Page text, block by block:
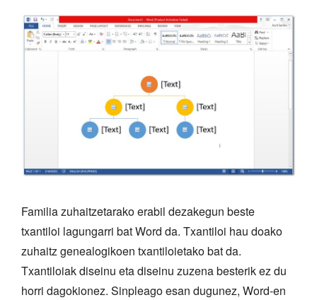
Familia zuhaitzetarako erabil dezakegun beste
txantiloi lagungarri bat Word da. Txantiloi hau doako
zuhaitz genealogikoen txantiloietako bat da.
Txantiloiak diseinu eta diseinu zuzena besterik ez du
horri dagokionez. Sinpleago esan dugunez, Word-en